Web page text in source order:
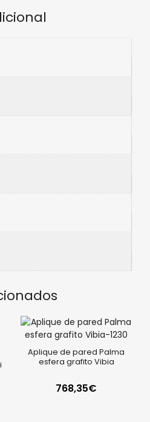
Aplique de pared Palma
esfera grafito Vibia
768,35€